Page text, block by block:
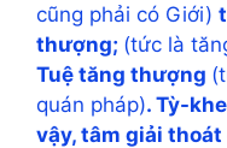
cũng phải có Giới)
thượng; (tức là
Tuệ tăng thượng
quán pháp). Tỳ-
vậy, tâm giải